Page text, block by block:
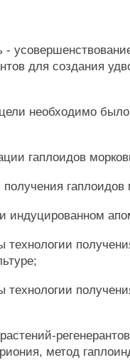
для создания
необходимо
гаплоидов
гаплоидов
индуцированном
технологии
метод